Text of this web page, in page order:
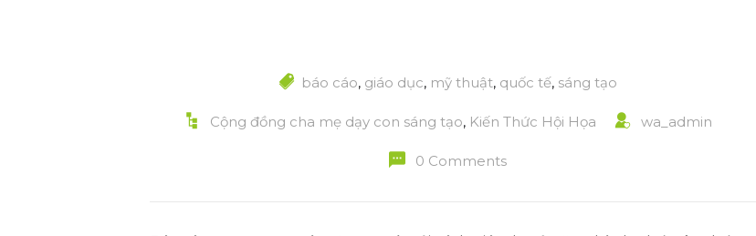
báo cáo, giáo dục, mỹ thuật, quốc tế, sáng tạo
Cộng đồng cha mẹ dạy con sáng tạo, Kiến Thức Hội Họa wa_admin
0 Comments